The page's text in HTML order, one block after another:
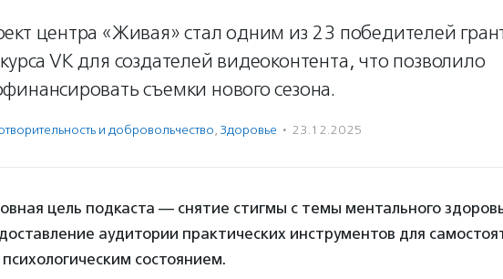
центра «Живая» стал одним из 23 победителей
VK для создателей видеоконтента, что позволило
съемки нового сезона.
и доброволь­чест­во, Здоровье · 23.12.2025
цель подкаста — снятие стигмы с темы ментального
аудитории практических инструментов для
состоянием.